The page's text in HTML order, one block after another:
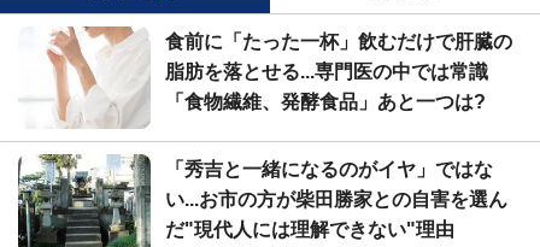
食前に「たった一杯」飲むだけで肝臓の
脂肪を落とせる...専門医の中では常識
「食物繊維、発酵食品」あと一つは?
「秀吉と一緒になるのがイヤ」ではな
い...お市の方が柴田勝家との自害を選ん
だ"現代人には理解できない"理由